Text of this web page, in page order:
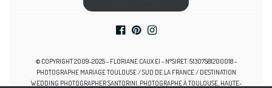
© COPYRIGHT 2009-2025 - FLORIANE CAUX EI - N°SIRET: 51307581200018 -
PHOTOGRAPHE MARIAGE TOULOUSE / SUD DE LA FRANCE / DESTINATION
WEDDING PHOTOGRAPHER SANTORINI. PHOTOGRAPHE À TOULOUSE, HAUTE-